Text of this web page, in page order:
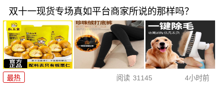
双十一现货专场真如平台商家所说的那样吗？
最热 阅读 31145 4小时前